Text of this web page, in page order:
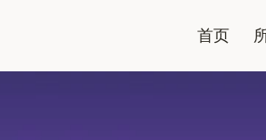
首页